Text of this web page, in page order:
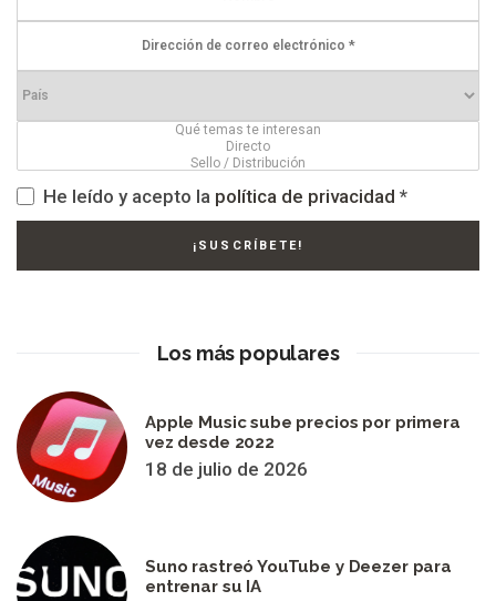
He leído y acepto la política de privacidad *
Los más populares
Apple Music sube precios por primera
vez desde 2022
18 de julio de 2026
Suno rastreó YouTube y Deezer para
entrenar su IA